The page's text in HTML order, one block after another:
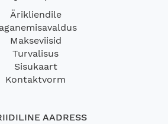
Ärikliendile
Makseviisid
Turvalisus
Sisukaart
Kontaktvorm
AADRESS